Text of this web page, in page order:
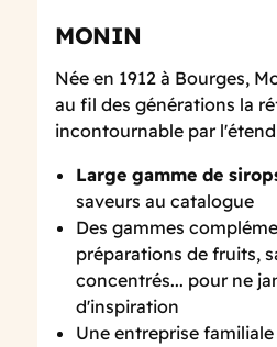
MONIN
Née en 1912 à Bourges,
au fil des générations la
incontournable par
Large gamme de
saveurs au catalogue
Des gammes
préparations de fruits,
concentrés... pour ne
d'inspiration
Une entreprise